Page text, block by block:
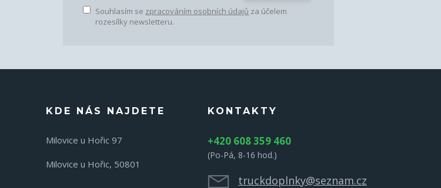
Souhlasím se zpracováním osobních údajů za účelem
rozesílky newsletteru.
KDE NÁS NAJDETE
Milovice u Hořic 97
Milovice u Hořic, 50801
KONTAKTY
+420 608 359 460
(Po-Pá, 8-16 hod.)
truckdoplnky@seznam.cz